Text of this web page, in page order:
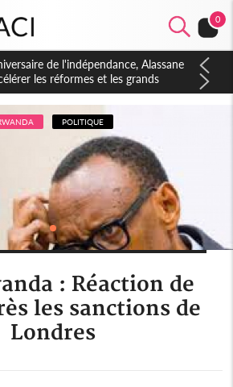
0
POLITIQUE
: Réaction de
les sanctions de
Londres